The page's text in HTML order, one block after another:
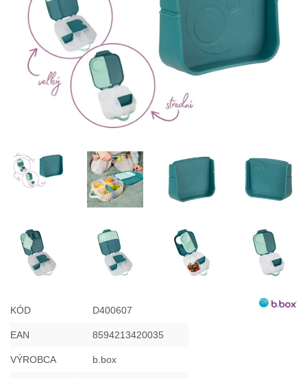
KÓD D400607
EAN 8594213420035
VÝROBCA b.box